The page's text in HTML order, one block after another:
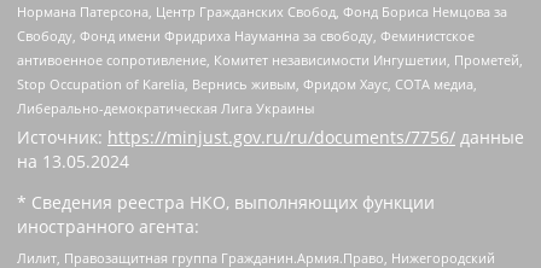
Нормана Патерсона, Центр Гражданских Свобод, Фонд Бориса Немцова за
Свободу, Фонд имени Фридриха Науманна за свободу, Феминистское
антивоенное сопротивление, Комитет независимости Ингушетии, Прометей,
Stop Occupation of Karelia, Вернись живым, Фридом Хаус, СОТА медиа,
Либерально-демократическая Лига Украины
Источник: https://minjust.gov.ru/ru/documents/7756/ данные
на 13.05.2024
* Сведения реестра НКО, выполняющих функции
иностранного агента:
Лилит, Правозащитная группа Гражданин.Армия.Право, Нижегородский